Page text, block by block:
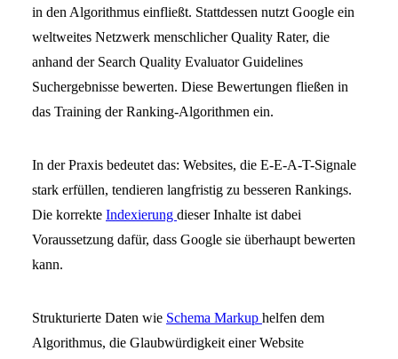
in den Algorithmus einfließt. Stattdessen nutzt Google ein
weltweites Netzwerk menschlicher Quality Rater, die
anhand der Search Quality Evaluator Guidelines
Suchergebnisse bewerten. Diese Bewertungen fließen in
das Training der Ranking-Algorithmen ein.
In der Praxis bedeutet das: Websites, die E-E-A-T-Signale
stark erfüllen, tendieren langfristig zu besseren Rankings.
Die korrekte Indexierung dieser Inhalte ist dabei
Voraussetzung dafür, dass Google sie überhaupt bewerten
kann.
Strukturierte Daten wie Schema Markup helfen dem
Algorithmus, die Glaubwürdigkeit einer Website